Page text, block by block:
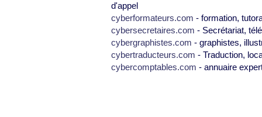
d'appel
cyberformateurs.com - formation,
cybersecretaires.com - Secrétariat,
cybergraphistes.com - graphistes,
cybertraducteurs.com - Traduction,
cybercomptables.com - annuaire